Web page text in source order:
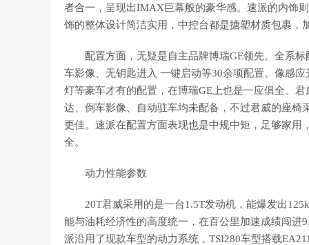
者合一，呈现出IMAX巨幕般的豪华感。速派的内饰
饰的整体设计简洁实用，中控台都是搪塑材质包裹，
配置方面，无疑是自主品牌博瑞GE领先。全系
车影像、无钥匙进入 一键启动等30余项配置。像感
灯等豪车才有的配置，在博瑞GE上也是一应俱全。
达、倒车影像、自动驻车均未配备，不过君威的座椅
更佳。速派在配置方面表现也是中规中矩，足够家
全。
动力性能参数
20T君威采用的是一台1.5T发动机，能爆发出
能与油耗经济性的高度统一，在百公里加速成绩闯进
派沿用了现款车型的动力系统，TSI280车型搭载